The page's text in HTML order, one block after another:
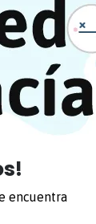
encuentra